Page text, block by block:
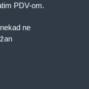
PDV-om.
ne